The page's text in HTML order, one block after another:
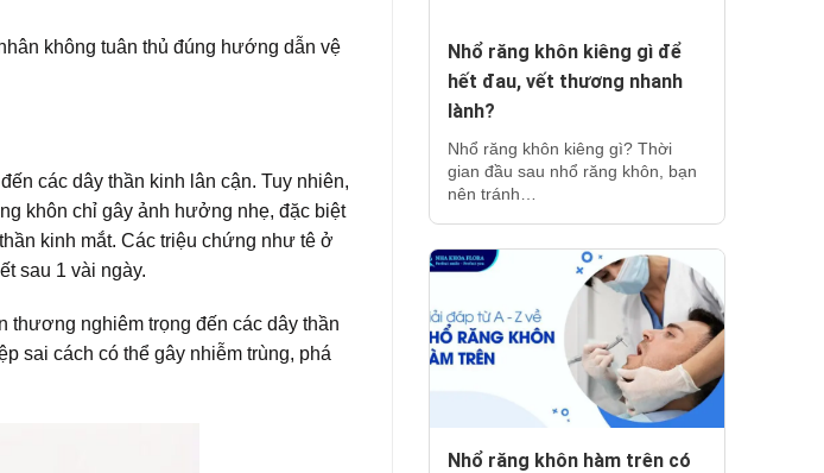
không tuân thủ đúng hướng dẫn vệ
các dây thần kinh lân cận. Tuy nhiên,
khôn chỉ gây ảnh hưởng nhẹ, đặc biệt
kinh mắt. Các triệu chứng như tê ở
sau 1 vài ngày.
thương nghiêm trọng đến các dây thần
sai cách có thể gây nhiễm trùng, phá
Nhổ răng khôn kiêng gì để
hết đau, vết thương nhanh
lành?
Nhổ răng khôn kiêng gì? Thời
gian đầu sau nhổ răng khôn, bạn
nên tránh…
Nhổ răng khôn hàm trên có